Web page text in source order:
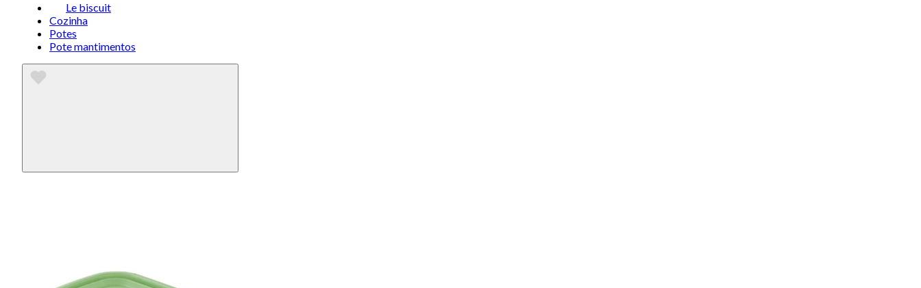
Le biscuit
Cozinha
Potes
Pote mantimentos